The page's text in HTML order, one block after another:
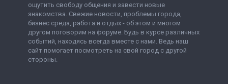
ощутить свободу общения и завести новые
знакомства. Свежие новости, проблемы города,
бизнес среда, работа и отдых - об этом и многом
другом поговорим на форуме. Будь в курсе различных
событий, находясь всегда вместе с нами. Ведь наш
сайт помогает посмотреть на свой город с другой
стороны.